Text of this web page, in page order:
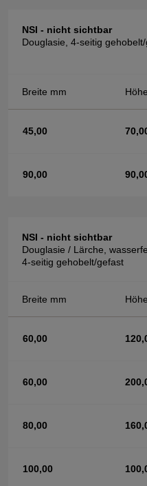
NSI - nicht sichtbar
Douglasie, 4-seitig
Breite mm
45,00
90,00
NSI - nicht sichtbar
Douglasie / Lärche,
4-seitig gehobelt/gefast
Breite mm
60,00
60,00
80,00
100,00